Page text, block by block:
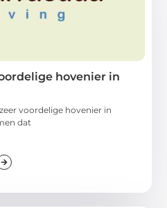
hovenier in
voordelige hovenier in
dat